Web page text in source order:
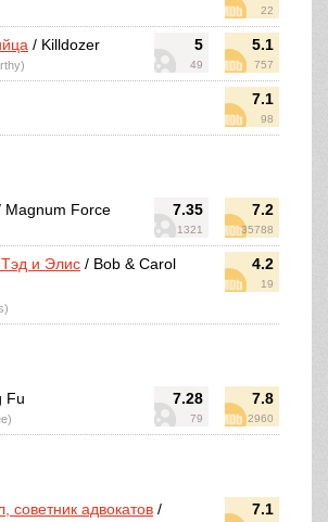
22
5
49
5.1
757
/ Killdozer
7.1
98
7.35
1321
7.2
35788
Magnum Force
4.2
19
и Элис / Bob & Carol
7.28
79
7.8
2960
Fu
7.1
адвокатов /